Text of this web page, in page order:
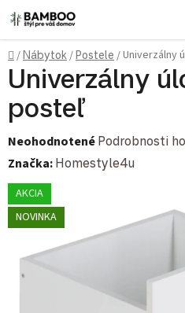
Prejsť na obsah
Domov
/Nábytok /Postele /Univerzálny
Univerzálny
posteľ
Priemerné hodnotenie produktu
Neohodnotené Podrobnosti
Značka: Homestyle4u
AKCIA
NOVINKA